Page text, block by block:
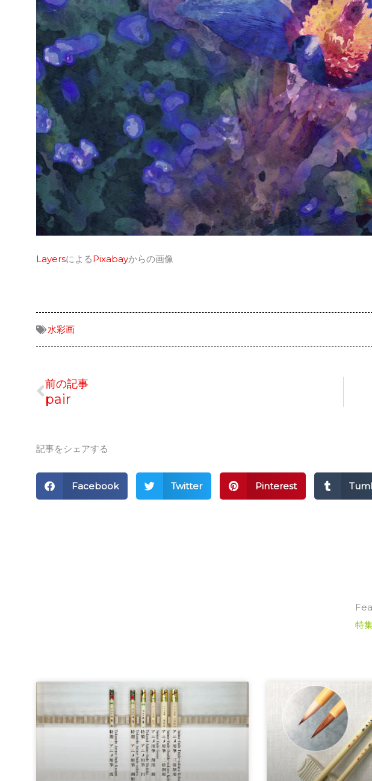
LayersによるPixabayからの画像
水彩画
Prev
前の記事
pair
記事をシェアする
Facebook Twitter Pinterest
特